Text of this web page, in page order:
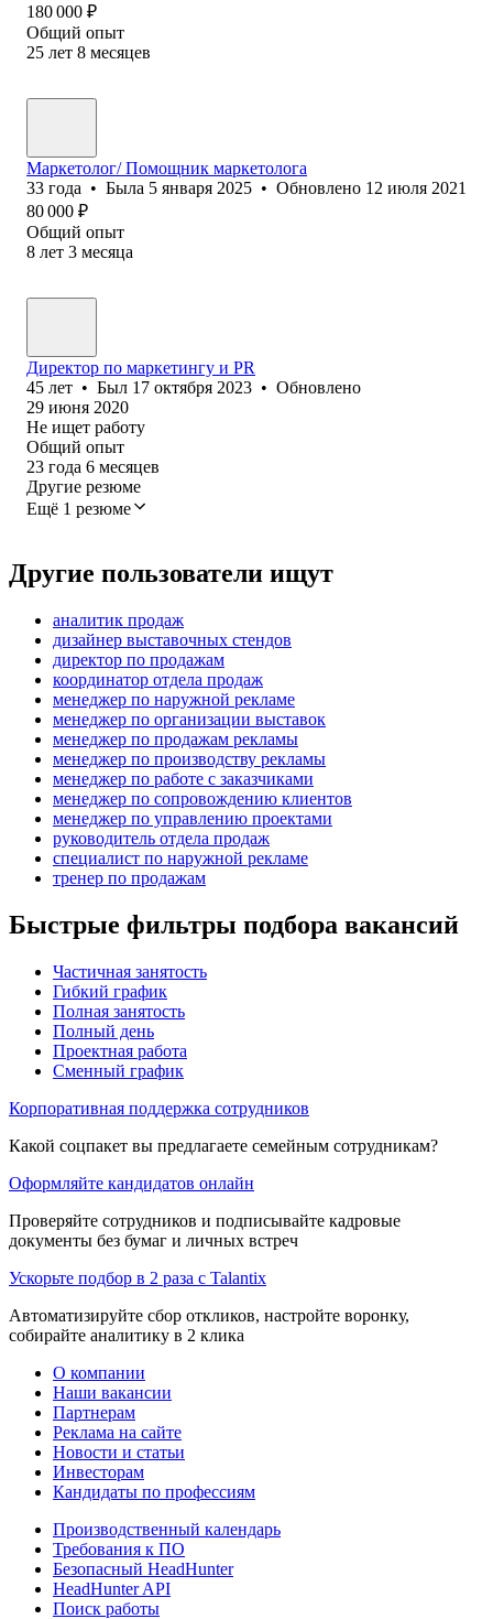
180 000 ₽
Общий опыт
25 лет 8 месяцев
Маркетолог/ Помощник маркетолога
33 года • Была 5 января 2025 • Обновлено 12 июля 2021
80 000 ₽
Общий опыт
8 лет 3 месяца
Директор по маркетингу и PR
45 лет • Был 17 октября 2023 • Обновлено
29 июня 2020
Не ищет работу
Общий опыт
23 года 6 месяцев
Другие резюме
Ещё 1 резюме
Другие пользователи ищут
аналитик продаж
дизайнер выставочных стендов
директор по продажам
координатор отдела продаж
менеджер по наружной рекламе
менеджер по организации выставок
менеджер по продажам рекламы
менеджер по производству рекламы
менеджер по работе с заказчиками
менеджер по сопровождению клиентов
менеджер по управлению проектами
руководитель отдела продаж
специалист по наружной рекламе
тренер по продажам
Быстрые фильтры подбора вакансий
Частичная занятость
Гибкий график
Полная занятость
Полный день
Проектная работа
Сменный график
Корпоративная поддержка сотрудников
Какой соцпакет вы предлагаете семейным сотрудникам?
Оформляйте кандидатов онлайн
Проверяйте сотрудников и подписывайте кадровые
документы без бумаг и личных встреч
Ускорьте подбор в 2 раза с Talantix
Автоматизируйте сбор откликов, настройте воронку,
собирайте аналитику в 2 клика
О компании
Наши вакансии
Партнерам
Реклама на сайте
Новости и статьи
Инвесторам
Кандидаты по профессиям
Производственный календарь
Требования к ПО
Безопасный HeadHunter
HeadHunter API
Поиск работы